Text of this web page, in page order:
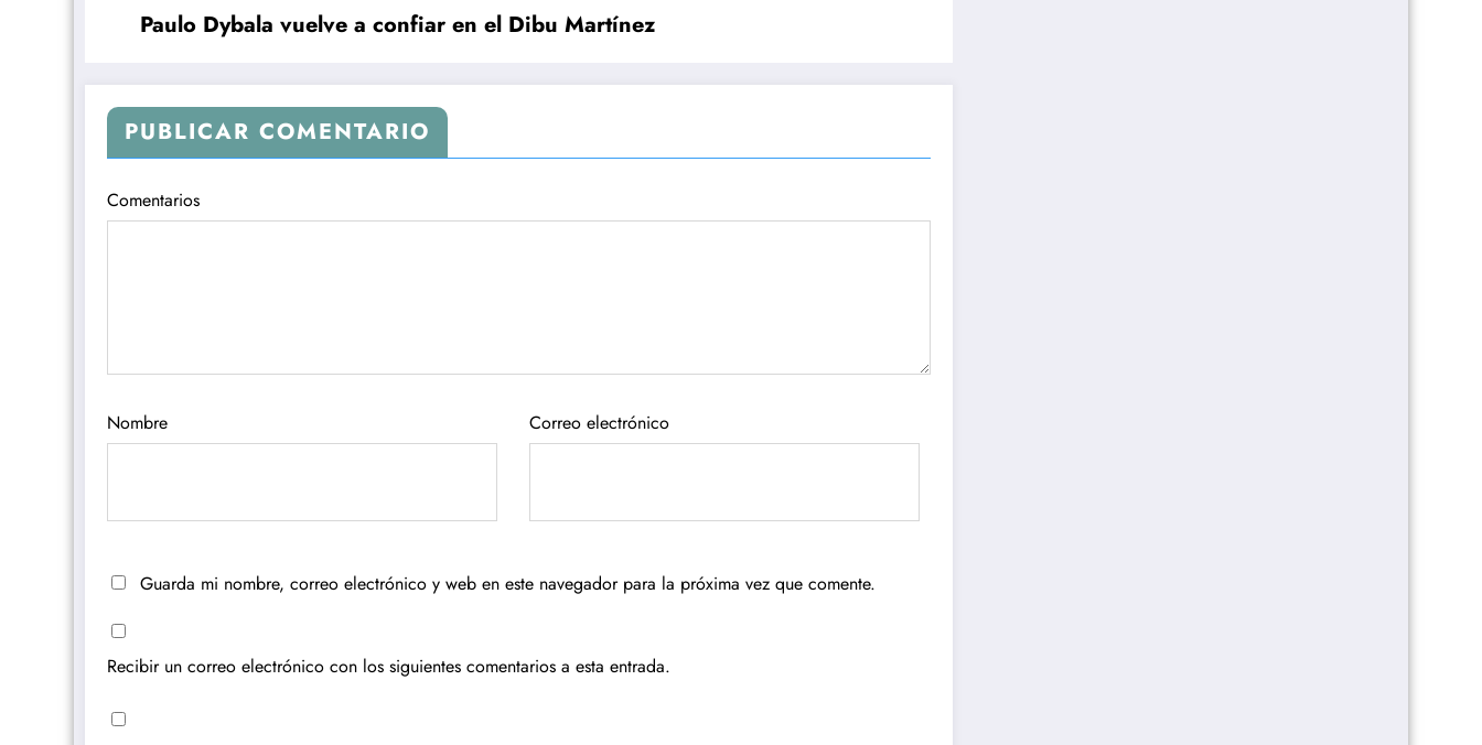
Paulo Dybala vuelve a confiar en el Dibu Martínez
PUBLICAR COMENTARIO
Comentarios
Nombre Correo electrónico
Guarda mi nombre, correo electrónico y web en este navegador para la próxima vez que comente.
Recibir un correo electrónico con los siguientes comentarios a esta entrada.